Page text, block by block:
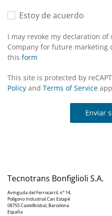
Estoy de acuerdo
I may revoke my declaration
Company for future marketing
this form
This site is protected by
Policy and Terms of Service
Enviar
Tecnotrans Bonfiglioli S.A.
Avinguda del Ferrocarril, nº 14,
Polígono Industrial Can Estapé
08755 Castellbisbal, Barcelona
España